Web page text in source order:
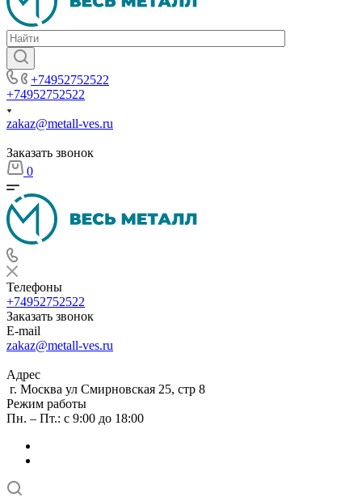
+74952752522
+74952752522
zakaz@metall-ves.ru
Заказать звонок
0
Телефоны
+74952752522
Заказать звонок
E-mail
zakaz@metall-ves.ru
Адрес
г. Москва ул Смирновская 25, стр 8
Режим работы
Пн. – Пт.: с 9:00 до 18:00